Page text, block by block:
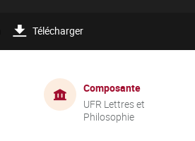
Télécharger
Composante
UFR Lettres et
Philosophie